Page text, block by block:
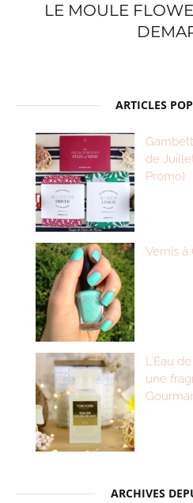
LE MOULE
ARTICLES
de
Promo)
Vernis à
L’Eau
une
ARCHIVES